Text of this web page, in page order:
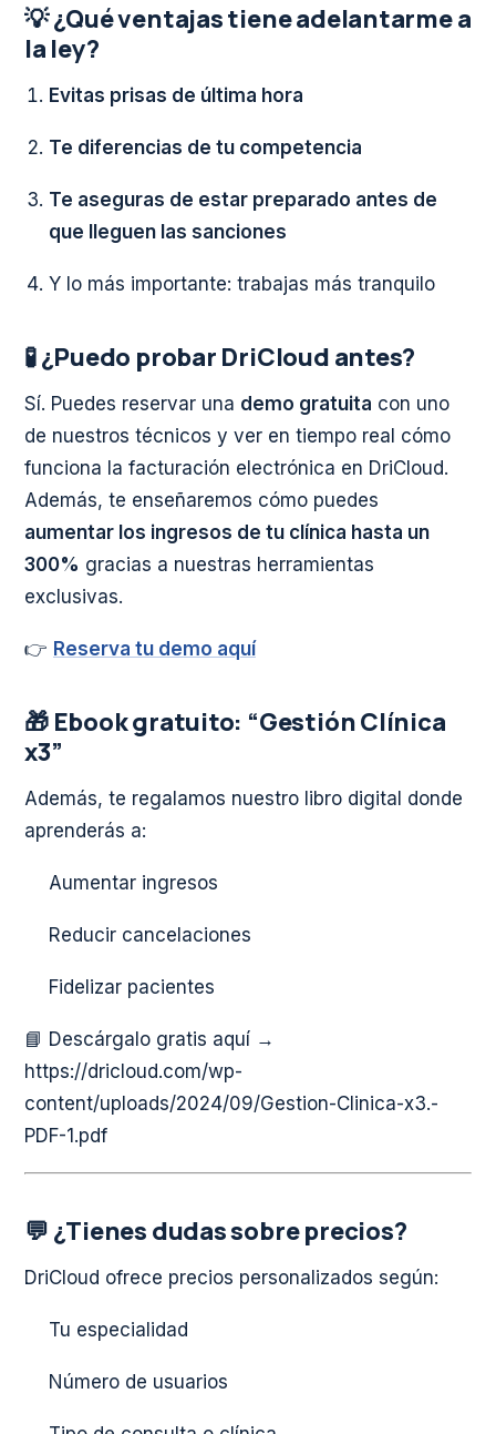
💡 ¿Qué ventajas tiene adelantarme a
la ley?
Evitas prisas de última hora
Te diferencias de tu competencia
Te aseguras de estar preparado antes de
que lleguen las sanciones
Y lo más importante: trabajas más tranquilo
🧪 ¿Puedo probar DriCloud antes?
Sí. Puedes reservar una demo gratuita con uno
de nuestros técnicos y ver en tiempo real cómo
funciona la facturación electrónica en DriCloud.
Además, te enseñaremos cómo puedes
aumentar los ingresos de tu clínica hasta un
300% gracias a nuestras herramientas
exclusivas.
👉 Reserva tu demo aquí
🎁 Ebook gratuito: “Gestión Clínica
x3”
Además, te regalamos nuestro libro digital donde
aprenderás a:
Aumentar ingresos
Reducir cancelaciones
Fidelizar pacientes
📘 Descárgalo gratis aquí →
https://dricloud.com/wp-
content/uploads/2024/09/Gestion-Clinica-x3.-
PDF-1.pdf
💬 ¿Tienes dudas sobre precios?
DriCloud ofrece precios personalizados según:
Tu especialidad
Número de usuarios